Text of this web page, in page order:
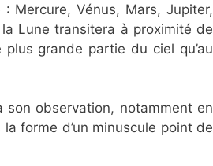
Mercure, Vénus, Mars, Jupiter,
Lune transitera à proximité de
grande partie du ciel qu’au
observation, notamment en
forme d’un minuscule point de